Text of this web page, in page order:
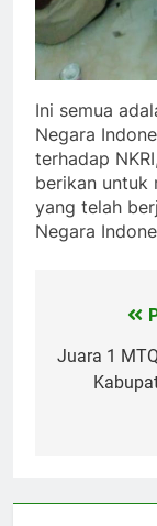
Ini semua
Negara
terhadap
berikan untuk
yang telah
Negara
Navigasi
pos
Juara 1